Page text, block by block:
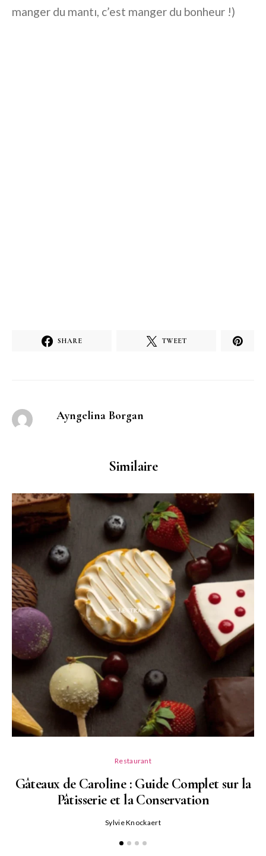
manger du mantı, c’est manger du bonheur !)
SHARE TWEET
Ayngelina Borgan
Similaire
Restaurant
Gâteaux de Caroline : Guide Complet sur la
Pâtisserie et la Conservation
Sylvie Knockaert